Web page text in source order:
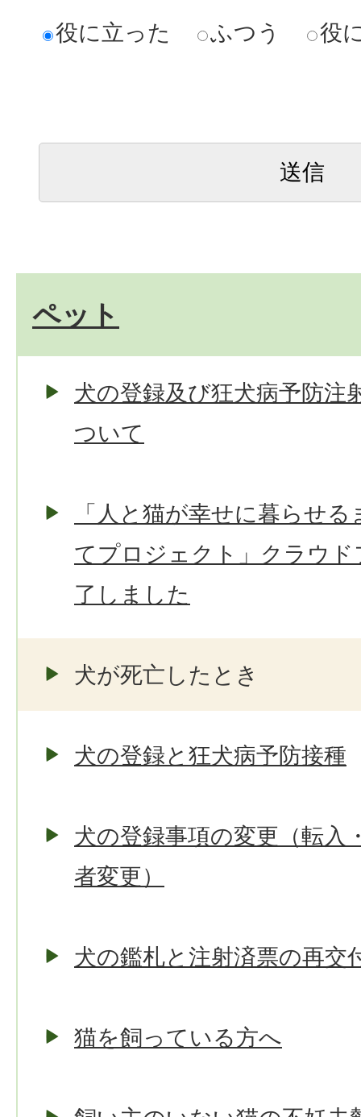
役に立った
ふつう 役
ペット
犬の登録及び狂犬病予防注
ついて
「人と猫が幸せに暮らせ
てプロジェクト」クラウ
了しました
犬が死亡したとき
犬の登録と狂犬病予防接種
犬の登録事項の変更（転入
者変更）
犬の鑑札と注射済票の再交
猫を飼っている方へ